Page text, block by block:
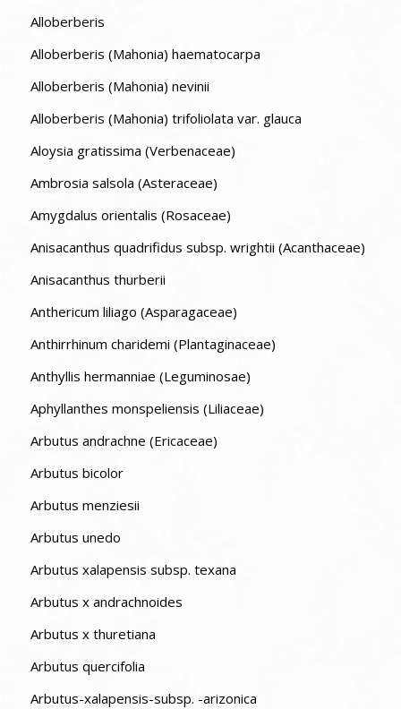
Alloberberis
Alloberberis (Mahonia) haematocarpa
Alloberberis (Mahonia) nevinii
Alloberberis (Mahonia) trifoliolata var. glauca
Aloysia gratissima (Verbenaceae)
Ambrosia salsola (Asteraceae)
Amygdalus orientalis (Rosaceae)
Anisacanthus quadrifidus subsp. wrightii (Acanthaceae)
Anisacanthus thurberii
Anthericum liliago (Asparagaceae)
Anthirrhinum charidemi (Plantaginaceae)
Anthyllis hermanniae (Leguminosae)
Aphyllanthes monspeliensis (Liliaceae)
Arbutus andrachne (Ericaceae)
Arbutus bicolor
Arbutus menziesii
Arbutus unedo
Arbutus xalapensis subsp. texana
Arbutus x andrachnoides
Arbutus x thuretiana
Arbutus quercifolia
Arbutus-xalapensis-subsp. -arizonica